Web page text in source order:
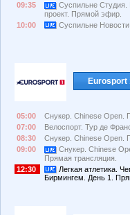
09:35
Суспильне
проект. Прямой эфир.
10:00
Суспильне
Eurosport
05:00
Снукер. Chinese Open.
07:00
Велоспорт. Тур де
08:30
Снукер. Chinese Open.
09:00
Снукер. Chinese
Прямая трансляция.
12:30
Легкая атлетика.
Бирмингем. День 1.